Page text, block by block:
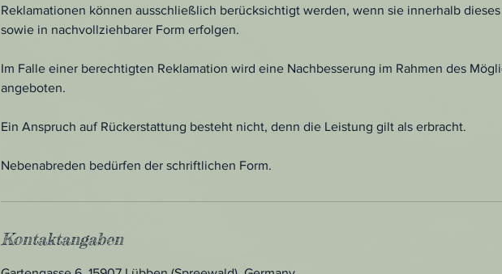
Reklamationen können ausschließlich berücksichtigt werden, wenn sie innerhalb
sowie in nachvollziehbarer Form erfolgen.
Im Falle einer berechtigten Reklamation wird eine Nachbesserung im Rahmen des
angeboten.
Ein Anspruch auf Rückerstattung besteht nicht, denn die Leistung gilt als erbracht.
Nebenabreden bedürfen der schriftlichen Form.
Kontaktangaben